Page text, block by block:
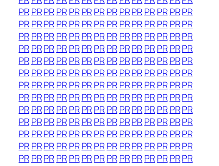
PRPRPRPRPR PRPRPRPRPRPRPR PRPR
PRPRPRPRPR PRPRPRPRPRPRPR PRPR
PRPRPRPRPR PRPRPRPRPRPRPR PRPR
PRPRPRPRPR PRPRPRPRPRPRPR PRPR
PRPRPRPRPR PRPRPRPRPRPRPR PRPR
PRPRPRPRPR PRPRPRPRPRPRPR PRPR
PRPRPRPRPR PRPRPRPRPRPRPR PRPR
PRPRPRPRPR PRPRPRPRPRPRPR PRPR
PRPRPRPRPR PRPRPRPRPRPRPR PRPR
PRPRPRPRPR PRPRPRPRPRPRPR PRPR
PRPRPRPRPR PRPRPRPRPRPRPR PRPR
PRPRPRPRPR PRPRPRPRPRPRPR PRPR
PRPRPRPRPR PRPRPRPRPRPRPR PRPR